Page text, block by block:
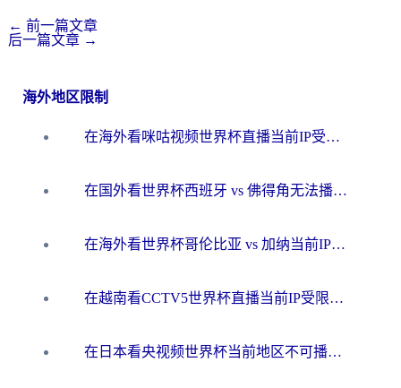
← 前一篇文章
后一篇文章 →
海外地区限制
在海外看咪咕视频世界杯直播当前IP受限制？这篇指南帮你搞定所有体育赛事观看难题
在国外看世界杯西班牙 vs 佛得角无法播放？这篇指南帮你解锁所有中文体育直播
在海外看世界杯哥伦比亚 vs 加纳当前IP受限制？这篇指南帮你流畅看中文解说赛事
在越南看CCTV5世界杯直播当前IP受限制？海外党体育观赛终极指南来了
在日本看央视频世界杯当前地区不可播放？海外党体育观赛终极指南